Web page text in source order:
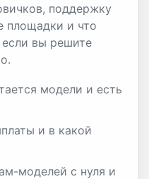
поддержку
площадки и что
если вы решите
модели и есть
и в какой
моделей с нуля и